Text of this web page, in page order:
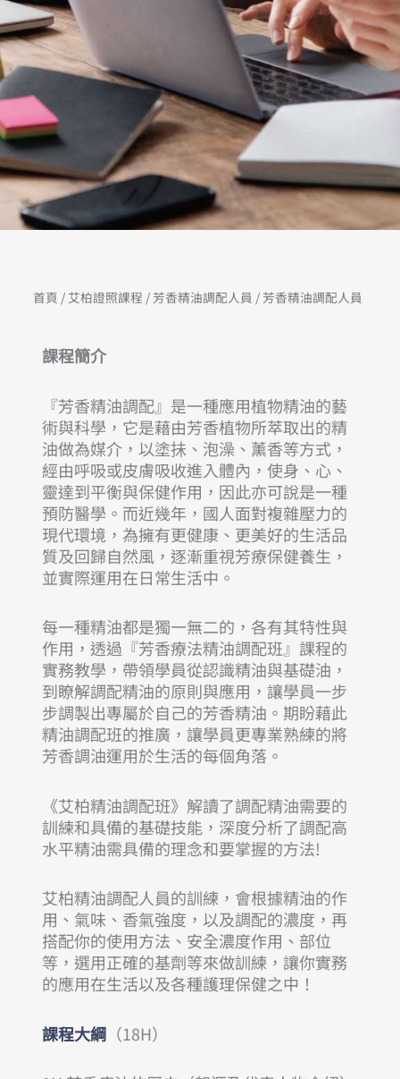
首頁 / 艾柏證照課程 / 芳香精油調配人員 / 芳香精油調配人員
課程簡介
『芳香精油調配』是一種應用植物精油的藝
術與科學，它是藉由芳香植物所萃取出的精
油做為媒介，以塗抺、泡澡、薰香等方式，
經由呼吸或皮膚吸收進入體內，使身、心、
靈達到平衡與保健作用，因此亦可說是一種
預防醫學。而近幾年，國人面對複雜壓力的
現代環境，為擁有更健康、更美好的生活品
質及回歸自然風，逐漸重視芳療保健養生，
並實際運用在日常生活中。
每一種精油都是獨一無二的，各有其特性與
作用，透過『芳香療法精油調配班』課程的
實務教學，帶領學員從認識精油與基礎油，
到瞭解調配精油的原則與應用，讓學員一步
步調製出專屬於自己的芳香精油。期盼藉此
精油調配班的推廣，讓學員更專業熟練的將
芳香調油運用於生活的每個角落。
《艾柏精油調配班》解讀了調配精油需要的
訓練和具備的基礎技能，深度分析了調配高
水平精油需具備的理念和要掌握的方法!
艾柏精油調配人員的訓練，會根據精油的作
用、氣味、香氣強度，以及調配的濃度，再
搭配你的使用方法、安全濃度作用、部位
等，選用正確的基劑等來做訓練，讓你實務
的應用在生活以及各種護理保健之中！
課程大綱 （18H）